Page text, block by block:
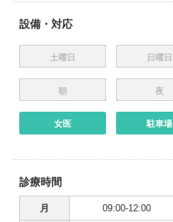
設備・対応
土曜日 日曜日
朝 夜
女医 駐車場
診療時間
月 09:00-12:00